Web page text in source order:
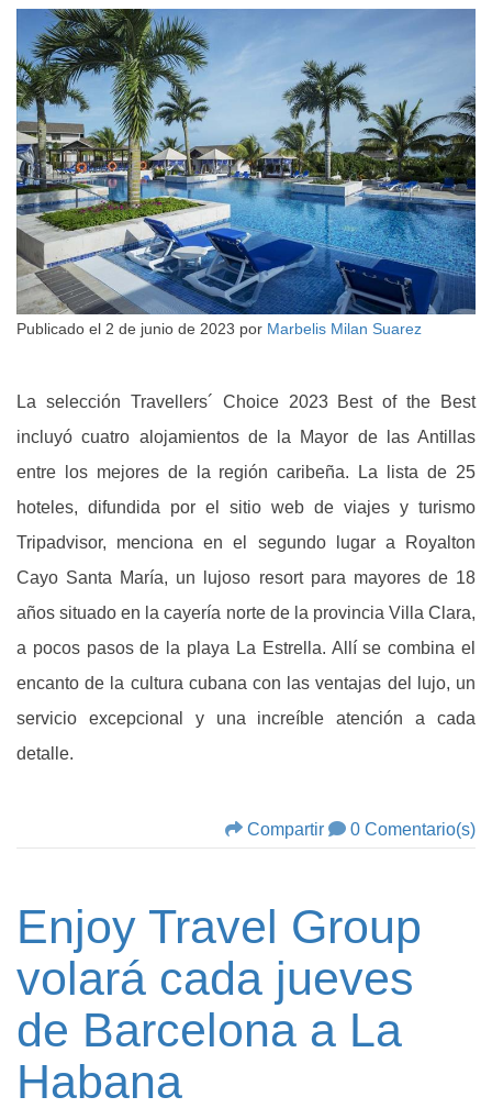
Publicado el 2 de junio de 2023 por Marbelis Milan Suarez
La selección Travellers´ Choice 2023 Best of the Best
incluyó cuatro alojamientos de la Mayor de las Antillas
entre los mejores de la región caribeña. La lista de 25
hoteles, difundida por el sitio web de viajes y turismo
Tripadvisor, menciona en el segundo lugar a Royalton
Cayo Santa María, un lujoso resort para mayores de 18
años situado en la cayería norte de la provincia Villa Clara,
a pocos pasos de la playa La Estrella. Allí se combina el
encanto de la cultura cubana con las ventajas del lujo, un
servicio excepcional y una increíble atención a cada
detalle.
Compartir 0 Comentario(s)
Enjoy Travel Group
volará cada jueves
de Barcelona a La
Habana